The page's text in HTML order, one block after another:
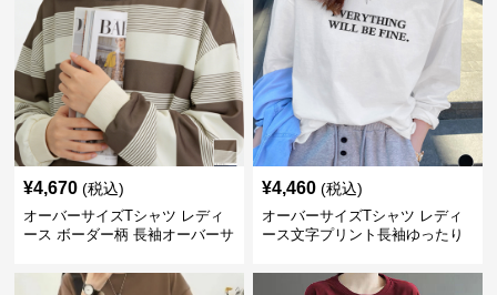
¥4,670 (税込)
オーバーサイズTシャツ レディ
ース ボーダー柄 長袖オーバーサ
¥4,460 (税込)
オーバーサイズTシャツ レディ
ース文字プリント長袖ゆったり